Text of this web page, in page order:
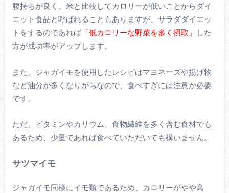
腹持ちが良く、米と比較してカロリーが低いことからダイ
エット食品と呼ばれることもありますが、サラダダイエッ
トをするのであれば「低カロリーな野菜を多く摂取」
した
方が成功率がアップします。
また、ジャガイモを使用したレシピはマヨネーズや揚げ物
など油分が多くなりがちなので、食べすぎには注意が必要
です。
ただ、ビタミンやカリウム、食物繊維を多く含む食材でも
あるため、少量であれば食べていただいても構いません。
サツマイモ
ジャガイモ同様にイモ類であるため、カロリーがやや高